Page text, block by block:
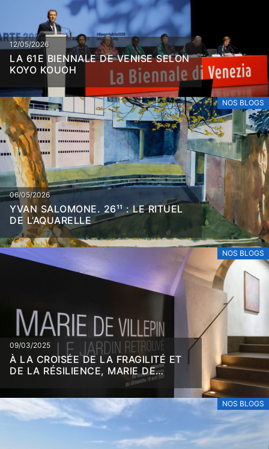
12/05/2026
LA 61E BIENNALE DE VENISE SELON
KOYO KOUOH
NOS BLOGS
06/05/2026
YVAN SALOMONE. 26¹¹ : LE RITUEL
DE L’AQUARELLE
NOS BLOGS
09/03/2025
À LA CROISÉE DE LA FRAGILITÉ ET
DE LA RÉSILIENCE, MARIE DE
NOS BLOGS